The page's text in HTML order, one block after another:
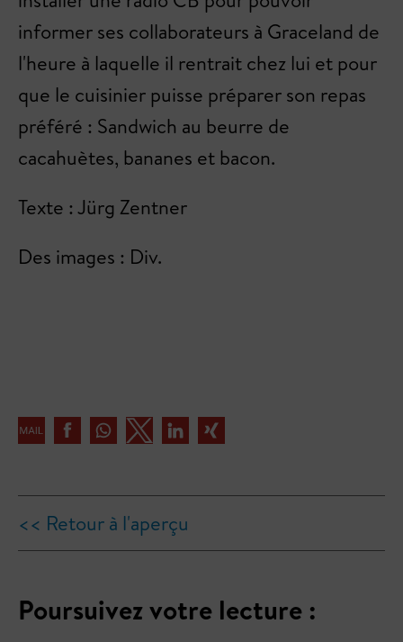
informer ses collaborateurs à Graceland de
l'heure à laquelle il rentrait chez lui et pour
que le cuisinier puisse préparer son repas
préféré : Sandwich au beurre de
cacahuètes, bananes et bacon.
Texte : Jürg Zentner
Des images : Div.
<< Retour à l'aperçu
Poursuivez votre lecture :